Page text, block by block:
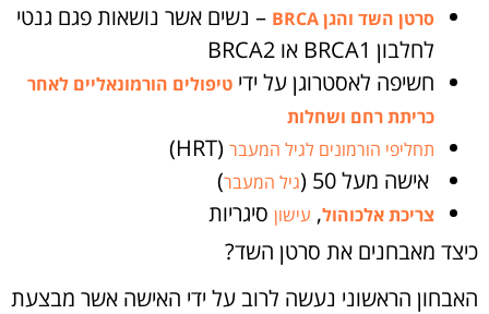
סרטן השד והגן BRCA
– נשים אשר נושאות פגם גנטי
לחלבון BRCA1 או BRCA2
חשיפה לאסטרוגן על ידי טיפולים הורמונאליים לאחר
כריתת רחם ושחלות
תחליפי הורמונים לגיל המעבר (HRT)
אישה מעל 50 (
גיל המעבר)
צריכת אלכוהול, עישון סיגריות
כיצד מאבחנים את סרטן השד?
האבחון הראשוני נעשה לרוב על ידי האישה אשר מבצעת